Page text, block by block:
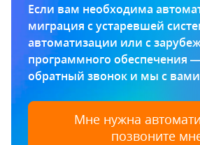
Если вам необходима
миграция с устаревшей
автоматизации или с
программного обеспечения
обратный звонок и мы с
Мне нужна
позвоните